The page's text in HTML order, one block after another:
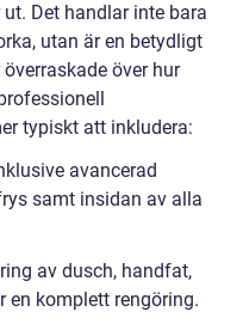
Det handlar inte bara
utan är en betydligt
över hur
typiskt att inkludera:
avancerad
samt insidan av alla
av dusch, handfat,
en komplett rengöring.